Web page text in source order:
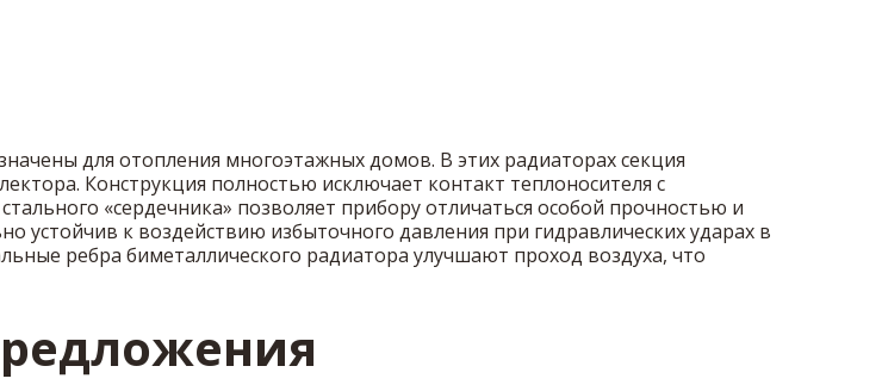
для отопления многоэтажных домов. В этих радиаторах секция
Конструкция полностью исключает контакт теплоносителя с
«сердечника» позволяет прибору отличаться особой прочностью и
устойчив к воздействию избыточного давления при гидравлических ударах в
ребра биметаллического радиатора улучшают проход воздуха, что